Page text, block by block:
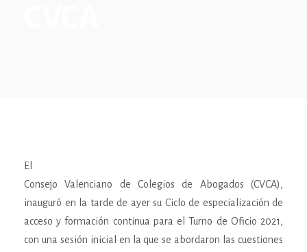
El
Consejo Valenciano de Colegios de Abogados (CVCA),
inauguró en la tarde de ayer su Ciclo de especialización de
acceso y formación continua para el Turno de Oficio 2021,
con una sesión inicial en la que se abordaron las cuestiones